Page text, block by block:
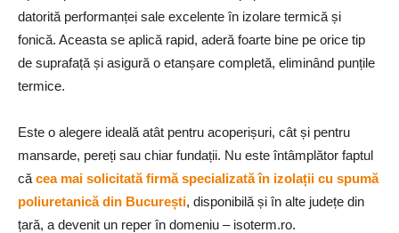
datorită performanței sale excelente în izolare termică și
fonică. Aceasta se aplică rapid, aderă foarte bine pe orice tip
de suprafață și asigură o etanșare completă, eliminând punțile
termice.
Este o alegere ideală atât pentru acoperișuri, cât și pentru
mansarde, pereți sau chiar fundații. Nu este întâmplător faptul
că cea mai solicitată firmă specializată în izolații cu spumă
poliuretanică din București, disponibilă și în alte județe din
țară, a devenit un reper în domeniu – isoterm.ro.